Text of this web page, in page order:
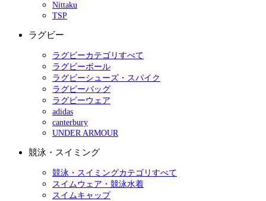
Nittaku
TSP
ラグビー
ラグビーカテゴリすべて
ラグビーボール
ラグビーシューズ・スパイク
ラグビーバッグ
ラグビーウェア
adidas
canterbury
UNDER ARMOUR
競泳・スイミング
競泳・スイミングカテゴリすべて
スイムウェア・競泳水着
スイムキャップ